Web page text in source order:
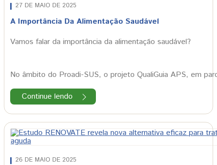
27 DE MAIO DE 2025
A Importância Da Alimentação Saudável
Vamos falar da importância da alimentação saudável?
No âmbito do Proadi-SUS, o projeto QualiGuia APS, em
Continue lendo
26 DE MAIO DE 2025